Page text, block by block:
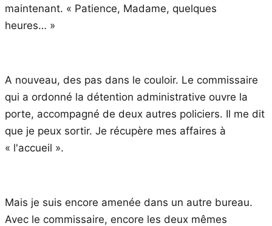
maintenant. « Patience, Madame, quelques
heures… »
A nouveau, des pas dans le couloir. Le commissaire
qui a ordonné la détention administrative ouvre la
porte, accompagné de deux autres policiers. Il me dit
que je peux sortir. Je récupère mes affaires à
« l'accueil ».
Mais je suis encore amenée dans un autre bureau.
Avec le commissaire, encore les deux mêmes